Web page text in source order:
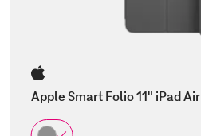
Apple Smart Folio 11" iPad Air